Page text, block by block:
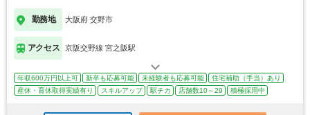
勤務地 大阪府 交野市
アクセス 京阪交野線 宮之阪駅
年収600万円以上可 新卒も応募可能 未経験者も応募可能
住宅補助（手当）あり
産休・育休取得実績有り
スキルアップ 駅チカ 店舗数10～29 積極採用中